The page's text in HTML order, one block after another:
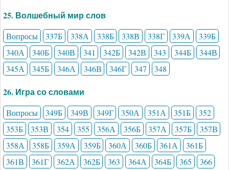
25. Волшебный мир слов
Вопросы 337Б 338А 338Б 338В 338Г 339А
339Б
340А
340Б 340В 341 342Б 342В 343 344Б
344В
345А
345Б 346А 346В 346Г 347 348
26. Игра со словами
Вопросы 349Б 349В 349Г 350А 351А 351Б
352
353Б
353В 354 355 356А 356Б 357А 357Б
357В
358А
358Б 359А 359Б 360А 360Б 361А
361Б
361В
361Г 362А 362Б 363 364А 364Б 365
366